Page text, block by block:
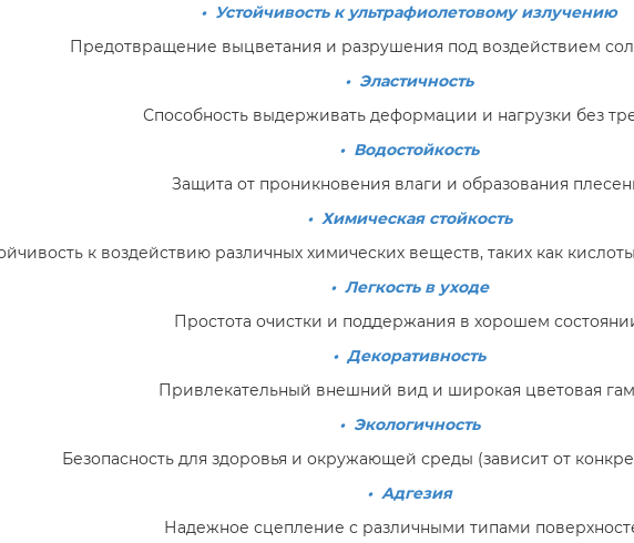
• Устойчивость к ультрафиолетовому излучению
Предотвращение выцветания и разрушения под воздействием
• Эластичность
Способность выдерживать деформации и нагрузки без
• Водостойкость
Защита от проникновения влаги и образования
• Химическая стойкость
к воздействию различных химических веществ, таких как
• Легкость в уходе
Простота очистки и поддержания в хорошем
• Декоративность
Привлекательный внешний вид и широкая цветовая
• Экологичность
Безопасность для здоровья и окружающей среды (зависит от
• Адгезия
Надежное сцепление с различными типами